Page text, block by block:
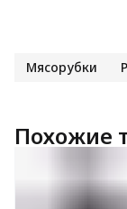
Мясорубки
Похожие